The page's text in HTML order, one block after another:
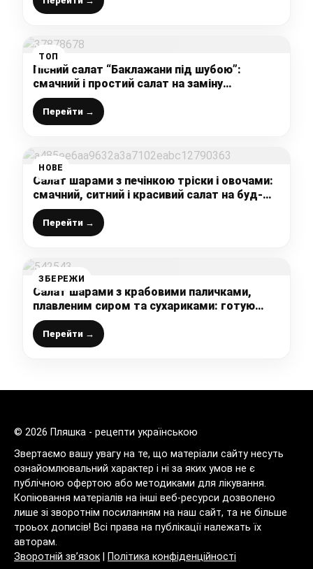
ТОП
Пісний салат “Баклажани під шубою”:
смачний і простий салат на заміну
улюбленому “Оселедцю під шубою”
Перейти →
НОВЕ
Салат шарами з печінкою тріски і овочами:
смачний, ситний і красивий салат на буд-
який стіл
Перейти →
ЗБЕРЕЖИ
Салат шарами з крабовими паличками,
плавленим сиром та сухариками: готую
“нашвидкуруч” до приходу несподіваних
гостей
Перейти →
© 2026 Пляшка - рецепти українською
Звертаємо вашу увагу на те, що матеріали сайту несуть
ознайомлювальний характер і ні за яких умов не є
публічною офертою або методиками для лікування.
Копіювання матеріалів на інші веб-ресурси дозволено
лише зі зворотнім посиланням на наш сайт, та не більше
троьох дописів! Всі права на публікації належать їх
авторам.
Зворотній зв’язок
Політика конфіденційності